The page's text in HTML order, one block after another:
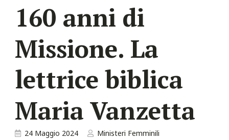
160 anni di
Missione. La
lettrice biblica
Maria Vanzetta
24 Maggio 2024
Ministeri Femminili